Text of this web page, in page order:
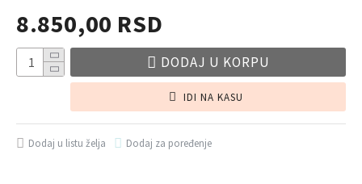
8.850,00 RSD
DODAJ U KORPU
IDI NA KASU
Dodaj u listu želja Dodaj za poređenje